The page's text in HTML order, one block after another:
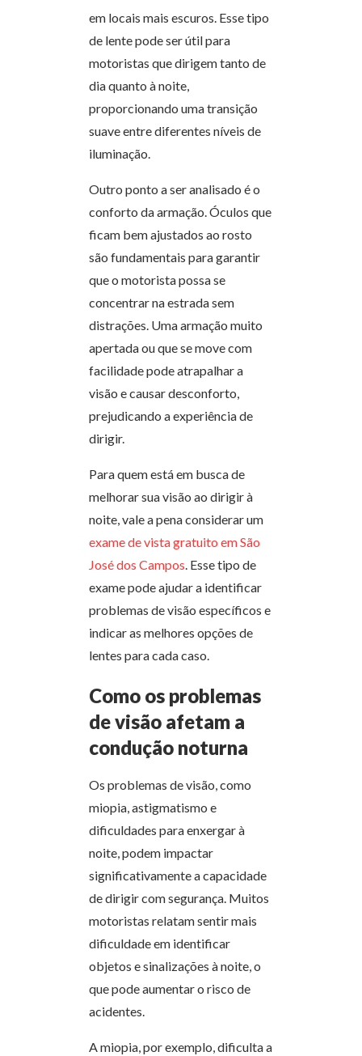
em locais mais escuros. Esse tipo
de lente pode ser útil para
motoristas que dirigem tanto de
dia quanto à noite,
proporcionando uma transição
suave entre diferentes níveis de
iluminação.
Outro ponto a ser analisado é o
conforto da armação. Óculos que
ficam bem ajustados ao rosto
são fundamentais para garantir
que o motorista possa se
concentrar na estrada sem
distrações. Uma armação muito
apertada ou que se move com
facilidade pode atrapalhar a
visão e causar desconforto,
prejudicando a experiência de
dirigir.
Para quem está em busca de
melhorar sua visão ao dirigir à
noite, vale a pena considerar um
exame de vista gratuito em São
José dos Campos. Esse tipo de
exame pode ajudar a identificar
problemas de visão específicos e
indicar as melhores opções de
lentes para cada caso.
Como os problemas
de visão afetam a
condução noturna
Os problemas de visão, como
miopia, astigmatismo e
dificuldades para enxergar à
noite, podem impactar
significativamente a capacidade
de dirigir com segurança. Muitos
motoristas relatam sentir mais
dificuldade em identificar
objetos e sinalizações à noite, o
que pode aumentar o risco de
acidentes.
A miopia, por exemplo, dificulta a